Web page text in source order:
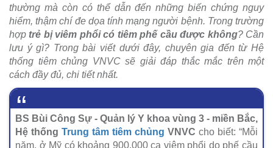
thường mà còn có thể dẫn đến những biến chứng nguy
hiểm, thậm chí đe dọa tính mạng người bệnh. Trong trường
hợp trẻ bị viêm phổi có tiêm phế cầu được không? Cần
lưu ý gì? Trong bài viết dưới đây, chuyên gia đến từ Hệ
thống tiêm chủng VNVC sẽ giải đáp thắc mắc trên một
cách đầy đủ, chi tiết nhất.
BS Bùi Công Sự - Quản lý Y khoa vùng 3 - miền Bắc,
Hệ thống Trung tâm tiêm chủng VNVC cho biết: “Mỗi
năm, ở Mỹ có khoảng 900.000 ca viêm phổi do phế cầu